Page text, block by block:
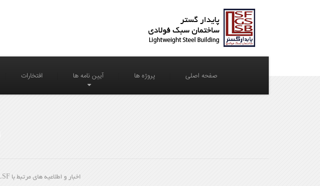
صفحه اصلی پروژه ها آیین نامه ها افتخارات
اخبار و اطلاعیه های مرتبط با LSF و شرکت پایدار گستر ساختمان سبک فولادی